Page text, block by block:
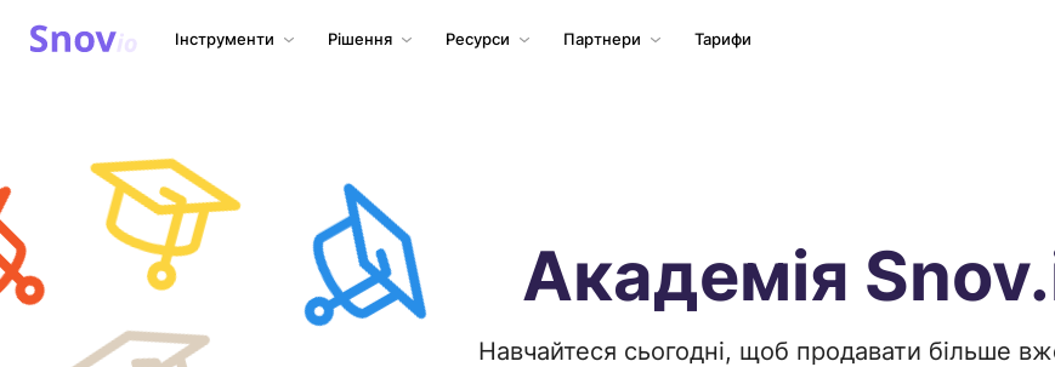
Інструменти Рішення Ресурси Партнери Тарифи
Академія
Навчайтеся сьогодні, щоб продавати більше